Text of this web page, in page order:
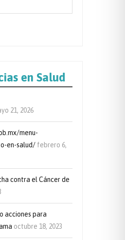
en Salud
21, 2026
menu-
en-salud/ febrero 6,
contra el Cáncer de
acciones para
octubre 18, 2023